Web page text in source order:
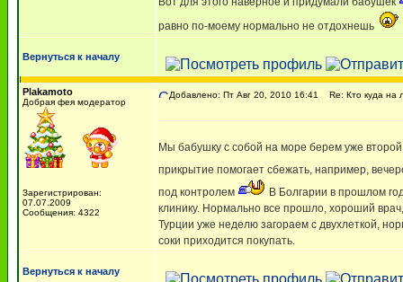
равно по-моему нормально не отдохнешь
Вернуться к началу
Plakamoto
Добрая фея модератор
Зарегистрирован:
07.07.2009
Сообщения: 4322
Добавлено: Пт Авг 20, 2010 16:41 Re: Кто куда на
Мы бабушку с собой на море берем уже
прикрытие помогает сбежать, например,
под контролем
В Болгарии в прошлом
клинику. Нормально все прошло, хороший
Турции уже неделю загораем с двухлеткой,
соки приходится покупать.
Вернуться к началу